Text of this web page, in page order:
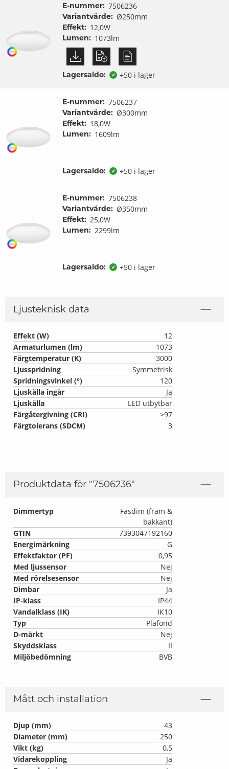
E-nummer: 7506236
Variantvärde: Ø250mm
Effekt: 12,0W
Lumen: 1073lm
Lagersaldo: ✔ +50 i lager
E-nummer: 7506237
Variantvärde: Ø300mm
Effekt: 18,0W
Lumen: 1609lm
Lagersaldo: ✔ +50 i lager
E-nummer: 7506238
Variantvärde: Ø350mm
Effekt: 25,0W
Lumen: 2299lm
Lagersaldo: ✔ +50 i lager
Ljusteknisk data
Effekt (W)
12
Armaturlumen (lm)
1073
Färgtemperatur (K)
3000
Ljusspridning
Symmetrisk
Spridningsvinkel (°)
120
Ljuskälla ingår
Ja
Ljuskälla
LED utbytbar
Färgåtergivning (CRI)
>97
Färgtolerans (SDCM)
3
Produktdata för "7506236"
Dimmertyp
Fasdim (fram &
bakkant)
GTIN
7393047192160
Energimärkning
G
Effektfaktor (PF)
0,95
Med ljussensor
Nej
Med rörelsesensor
Nej
Dimbar
Ja
IP-klass
IP44
Vandalklass (IK)
IK10
Typ
Plafond
D-märkt
Nej
Skyddsklass
II
Miljöbedömning
BVB
Mått och installation
Djup (mm)
43
Diameter (mm)
250
Vikt (kg)
0,5
Vidarekoppling
Ja